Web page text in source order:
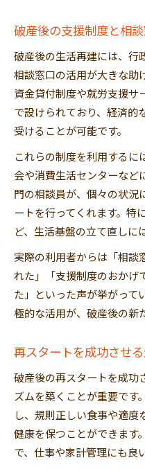
破産後の支援制度と相
破産後の生活再建には、行
相談窓口の活用が大きな助
資金貸付制度や就労支援
で設けられており、経済的
受けることが可能です。
これらの制度を利用する
会や消費生活センターなど
門の相談員が、個々の状況
ートを行ってくれます。特
ど、生活基盤の立て直しに
実際の利用者からは「相談
れた」「支援制度のおかげ
た」といった声が挙がって
極的な活用が、破産後の新
再スタートを成功させ
破産後の再スタートを成功
ズムを築くことが重要です
し、規則正しい食事や適
健康を保つことができます
で、仕事や家計管理にも良